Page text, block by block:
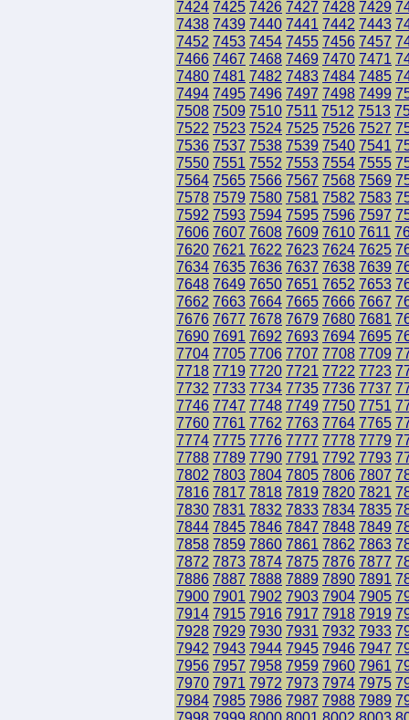
7424 7425 7426 7427 7428 7429
7438 7439 7440 7441 7442 7443
7452 7453 7454 7455 7456 7457
7466 7467 7468 7469 7470 7471
7480 7481 7482 7483 7484 7485
7494 7495 7496 7497 7498 7499
7508 7509 7510 7511 7512 7513
7522 7523 7524 7525 7526 7527
7536 7537 7538 7539 7540 7541
7550 7551 7552 7553 7554 7555
7564 7565 7566 7567 7568 7569
7578 7579 7580 7581 7582 7583
7592 7593 7594 7595 7596 7597
7606 7607 7608 7609 7610 7611
7620 7621 7622 7623 7624 7625
7634 7635 7636 7637 7638 7639
7648 7649 7650 7651 7652 7653
7662 7663 7664 7665 7666 7667
7676 7677 7678 7679 7680 7681
7690 7691 7692 7693 7694 7695
7704 7705 7706 7707 7708 7709
7718 7719 7720 7721 7722 7723
7732 7733 7734 7735 7736 7737
7746 7747 7748 7749 7750 7751
7760 7761 7762 7763 7764 7765
7774 7775 7776 7777 7778 7779
7788 7789 7790 7791 7792 7793
7802 7803 7804 7805 7806 7807
7816 7817 7818 7819 7820 7821
7830 7831 7832 7833 7834 7835
7844 7845 7846 7847 7848 7849
7858 7859 7860 7861 7862 7863
7872 7873 7874 7875 7876 7877
7886 7887 7888 7889 7890 7891
7900 7901 7902 7903 7904 7905
7914 7915 7916 7917 7918 7919
7928 7929 7930 7931 7932 7933
7942 7943 7944 7945 7946 7947
7956 7957 7958 7959 7960 7961
7970 7971 7972 7973 7974 7975
7984 7985 7986 7987 7988 7989